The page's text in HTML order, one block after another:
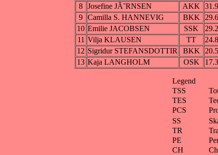
8 Josefine JÃ˜RNSEN AKK
9 Camilla S. HANNEVIG BKK
10 Emilie JACOBSEN SSK
11 Vilja KLAUSEN TT
12 Sigridur STEFANSDOTTIR BKK
13 Kaja LANGHOLM OSK
Legend
TSS
TES
PCS
SS
TR
PE
CH